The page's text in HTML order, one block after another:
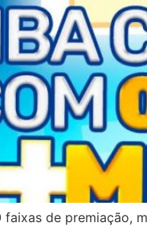
faixas de premiação,